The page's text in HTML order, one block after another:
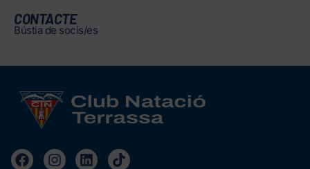
CONTACTE
Bústia de socis/es